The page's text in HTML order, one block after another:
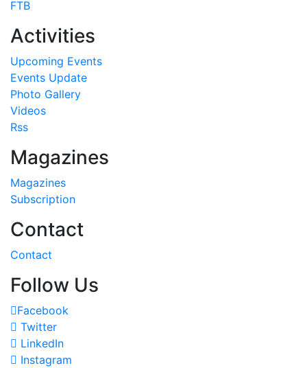
FTB
Activities
Upcoming Events
Events Update
Photo Gallery
Videos
Rss
Magazines
Magazines
Subscription
Contact
Contact
Follow Us
Facebook
Twitter
LinkedIn
Instagram